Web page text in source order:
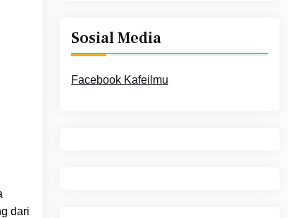
dari
Sosial Media
Facebook Kafeilmu